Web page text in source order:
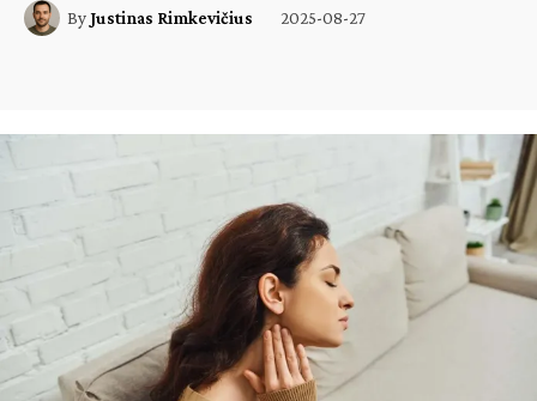
ByJustinas Rimkevičius 2025-08-27